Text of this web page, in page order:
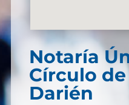
Notaría
Círculo
Darién